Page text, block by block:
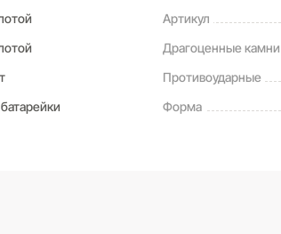
Артикул
Драгоценные камни
Противоударные
Форма